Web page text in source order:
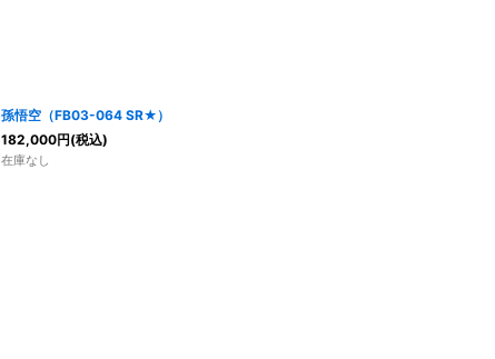
孫悟空（FB03-064 SR★）
182,000円(税込)
在庫なし